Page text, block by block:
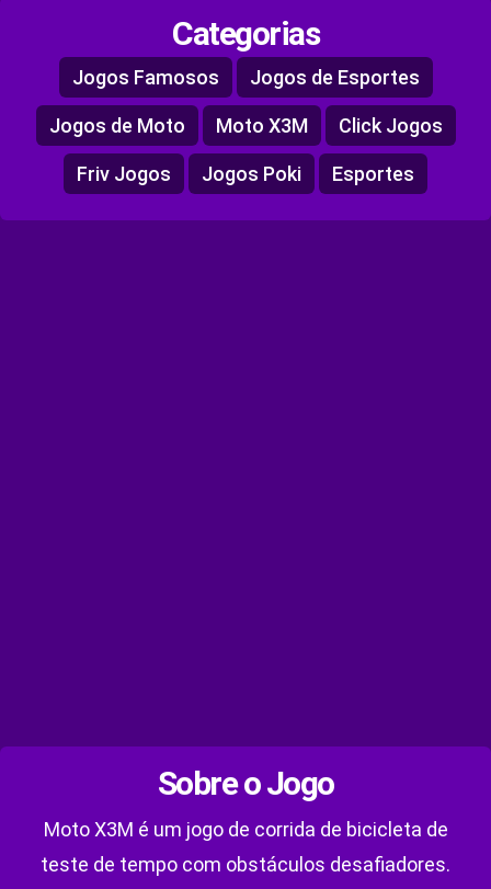
Categorias
Jogos Famosos Jogos de Esportes
Jogos de Moto Moto X3M Click Jogos
Friv Jogos Jogos Poki Esportes
Sobre o Jogo
Moto X3M é um jogo de corrida de bicicleta de
teste de tempo com obstáculos desafiadores.